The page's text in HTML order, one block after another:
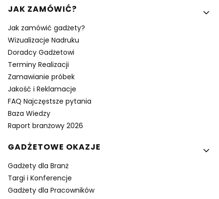
Linki w stopce
JAK ZAMÓWIĆ?
Jak zamówić gadżety?
Wizualizacje Nadruku
Doradcy Gadżetowi
Terminy Realizacji
Zamawianie próbek
Jakość i Reklamacje
FAQ Najczęstsze pytania
Baza Wiedzy
Raport branżowy 2026
GADŻETOWE OKAZJE
Gadżety dla Branż
Targi i Konferencje
Gadżety dla Pracowników